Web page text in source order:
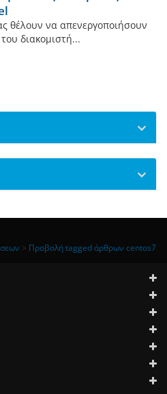
θέλουν να απενεργοποιήσουν
διακομιστή...
> Προβολή tagged άρθρων centos7